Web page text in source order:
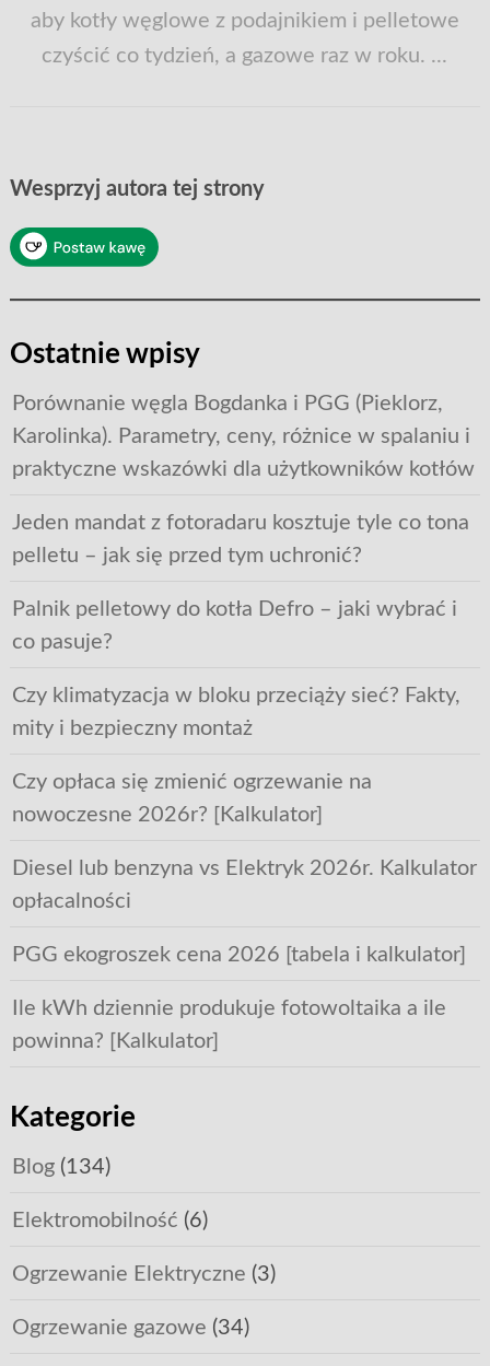
aby kotły węglowe z podajnikiem i pelletowe
czyścić co tydzień, a gazowe raz w roku. ...
Wesprzyj autora tej strony
Ostatnie wpisy
Porównanie węgla Bogdanka i PGG (Pieklorz,
Karolinka). Parametry, ceny, różnice w spalaniu i
praktyczne wskazówki dla użytkowników kotłów
Jeden mandat z fotoradaru kosztuje tyle co tona
pelletu – jak się przed tym uchronić?
Palnik pelletowy do kotła Defro – jaki wybrać i
co pasuje?
Czy klimatyzacja w bloku przeciąży sieć? Fakty,
mity i bezpieczny montaż
Czy opłaca się zmienić ogrzewanie na
nowoczesne 2026r? [Kalkulator]
Diesel lub benzyna vs Elektryk 2026r. Kalkulator
opłacalności
PGG ekogroszek cena 2026 [tabela i kalkulator]
Ile kWh dziennie produkuje fotowoltaika a ile
powinna? [Kalkulator]
Kategorie
Blog(134)
Elektromobilność (6)
Ogrzewanie Elektryczne (3)
Ogrzewanie gazowe (34)